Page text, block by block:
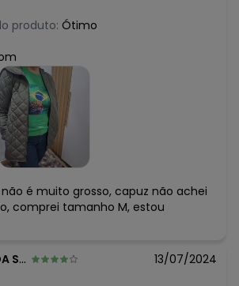
produto: Ótimo
é muito grosso, capuz não achei
comprei tamanho M, estou
- SP 13/07/2024